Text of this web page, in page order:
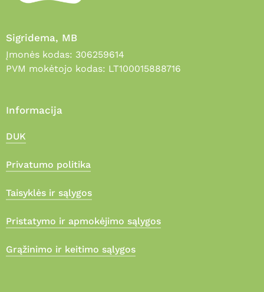
Sigridema, MB
Įmonės kodas: 306259614
PVM mokėtojo kodas: LT100015888716
Informacija
DUK
Privatumo politika
Taisyklės ir sąlygos
Pristatymo ir apmokėjimo sąlygos
Grąžinimo ir keitimo sąlygos